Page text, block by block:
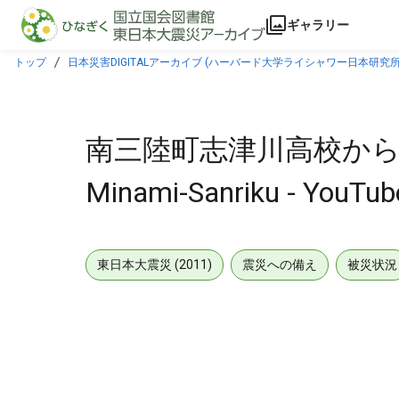
本文に飛ぶ
ギャラリー
トップ 日本災害DIGITALアーカイブ (ハーバード大学ライシャワー日本研究
南三陸町志津川高校か
Minami-Sanriku‬‏ -
東日本大震災 (2011) 震災への備え 被災状況